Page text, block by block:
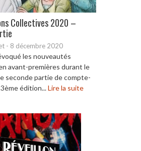
Collectives 2020 –
- 8 décembre 2020
les nouveautés
avant-premières durant le
seconde partie de compte-
édition...Lire la suite